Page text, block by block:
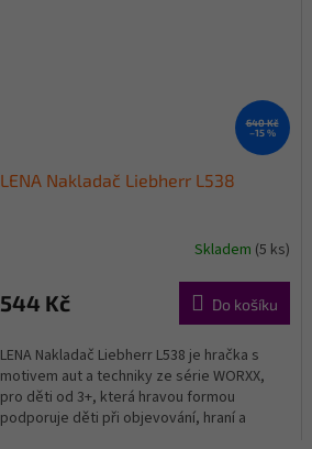
640 Kč
–15 %
LENA Nakladač Liebherr L538
Skladem (5 ks)
544 Kč Do košíku
LENA Nakladač Liebherr L538 je hračka s
motivem aut a techniky ze série WORXX,
pro děti od 3+, která hravou formou
podporuje děti při objevování, hraní a